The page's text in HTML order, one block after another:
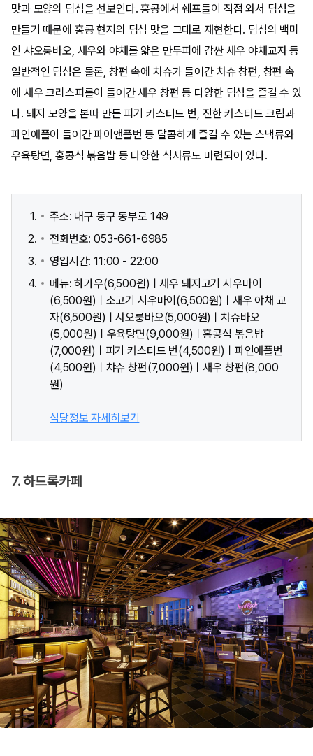
맛과 모양의 딤섬을 선보인다. 홍콩에서 쉐프들이 직접 와서 딤섬을
만들기 때문에 홍콩 현지의 딤섬 맛을 그대로 재현한다. 딤섬의 백미
인 샤오룽바오, 새우와 야채를 얇은 만두피에 감싼 새우 야채교자 등
일반적인 딤섬은 물론, 창펀 속에 차슈가 들어간 차슈 창펀, 창펀 속
에 새우 크리스피롤이 들어간 새우 창펀 등 다양한 딤섬을 즐길 수 있
다. 돼지 모양을 본따 만든 피기 커스터드 번, 진한 커스터드 크림과
파인애플이 들어간 파이앤플번 등 달콤하게 즐길 수 있는 스낵류와
우육탕면, 홍콩식 볶음밥 등 다양한 식사류도 마련되어 있다.
주소: 대구 동구 동부로 149
전화번호: 053-661-6985
영업시간: 11:00 - 22:00
메뉴: 하가우(6,500원)ㅣ새우 돼지고기 시우마이
(6,500원)ㅣ소고기 시우마이(6,500원)ㅣ새우 야채 교
자(6,500원)ㅣ샤오룽바오(5,000원)ㅣ챠슈바오
(5,000원)ㅣ우육탕면(9,000원)ㅣ홍콩식 볶음밥
(7,000원)ㅣ피기 커스터드 번(4,500원)ㅣ파인애플번
(4,500원)ㅣ챠슈 창펀(7,000원)ㅣ새우 창펀(8,000
원)
식당정보 자세히보기
7. 하드록카페